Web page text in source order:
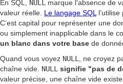
En SQL, NULL
marque l’absence de
valeur réelle. Le langage SQL
C’est capital pour représenter une
ou simplement inapplicable dans le
un blanc dans votre base de
Quand vous voyez NULL
, ne croyez
chaîne vide. NULL signifie "pas de
valeur précise, une chaîne vide